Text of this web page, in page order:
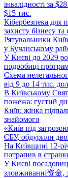
інвалідності за
$15 тис.
Кібербезпека для
захисту бізнесу та
Рятувальники
у Бучанському
У Києві до 2029
подробиці
Схема
від 9 до 14 тис.
В Київському
пожежа: густий
Київ: жінка
знайомого
«Київ під
СБУ, обдурили
На Київщині 12-
потрапив в
У Києві
зловживанні资金,